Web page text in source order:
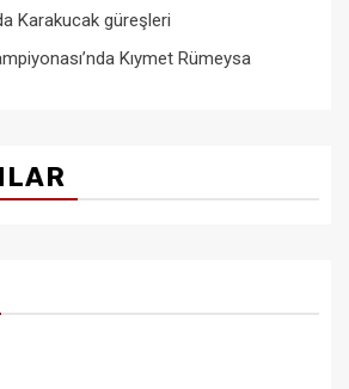
Karakucak güreşleri
Kıymet Rümeysa